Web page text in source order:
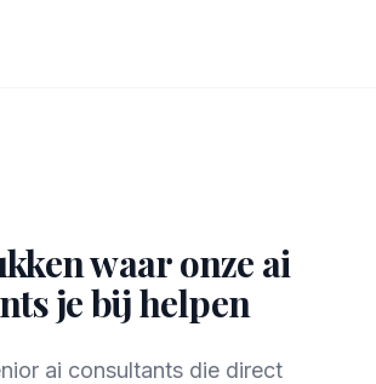
waar onze ai
je bij helpen
ai consultants die direct